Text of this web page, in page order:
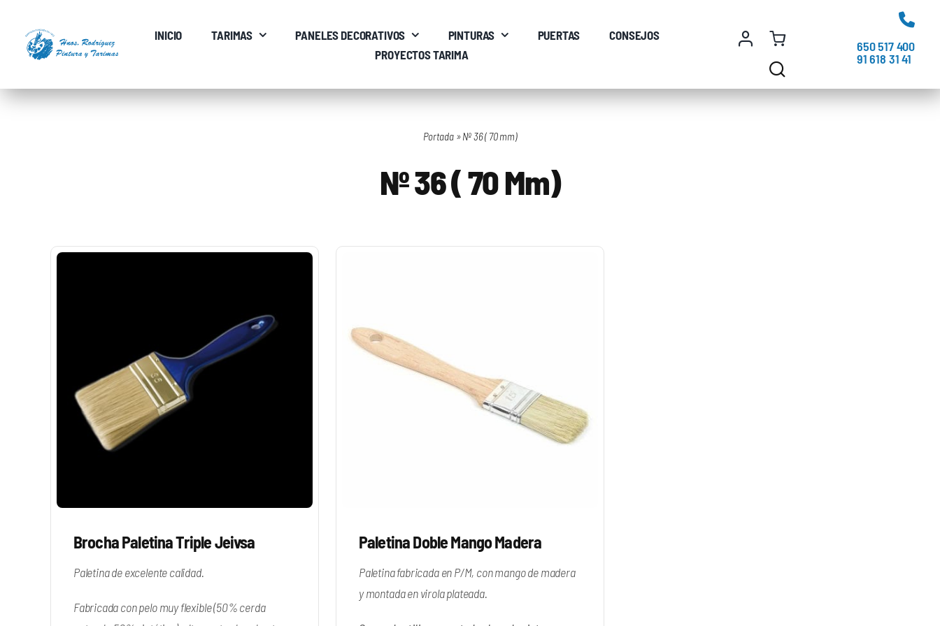
contenido
INICIO TARIMAS PANELES DECORATIVOS PINTURAS PUERTAS
CONSEJOS
PROYECTOS TARIMA
650 517 400
91 618 31 41
Portada»Nº 36 ( 70 mm)
Nº 36 ( 70 Mm)
Brocha Paletina Triple Jeivsa
Paletina de excelente calidad.
Fabricada con pelo muy flexible (50% cerda
Paletina Doble Mango Madera
Paletina fabricada en P/M, con mango de madera
y montada en virola plateada.